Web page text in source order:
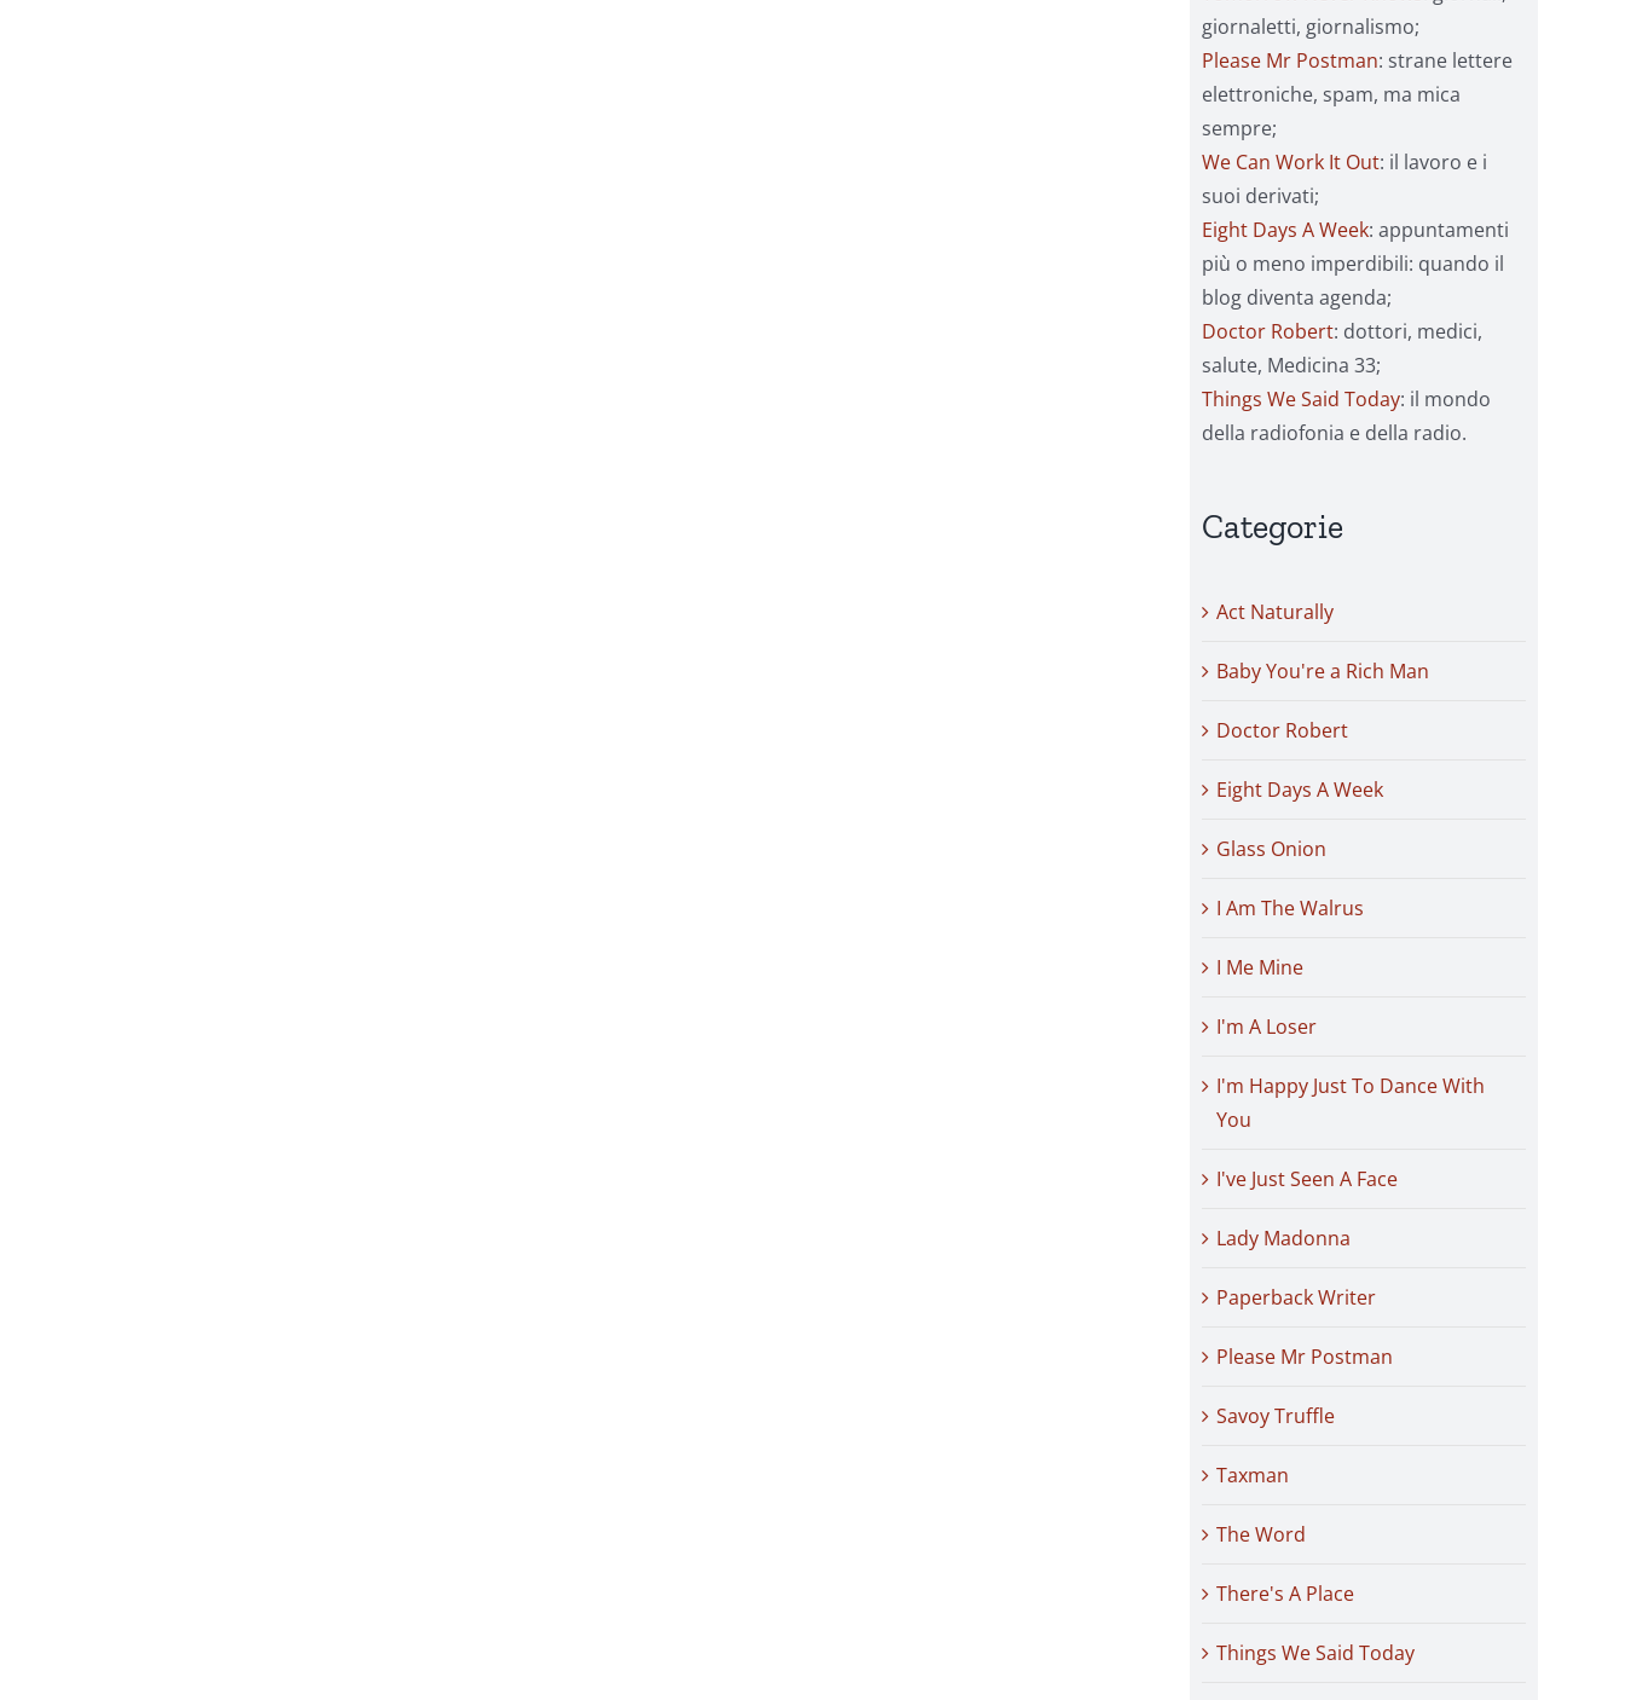
giornaletti, giornalismo;
Please Mr Postman: strane lettere
elettroniche, spam, ma mica
sempre;
We Can Work It Out: il lavoro e i
suoi derivati;
Eight Days A Week: appuntamenti
più o meno imperdibili: quando il
blog diventa agenda;
Doctor Robert: dottori, medici,
salute, Medicina 33;
Things We Said Today: il mondo
della radiofonia e della radio.
Categorie
Act Naturally
Baby You're a Rich Man
Doctor Robert
Eight Days A Week
Glass Onion
I Am The Walrus
I Me Mine
I'm A Loser
I'm Happy Just To Dance With
You
I've Just Seen A Face
Lady Madonna
Paperback Writer
Please Mr Postman
Savoy Truffle
Taxman
The Word
There's A Place
Things We Said Today